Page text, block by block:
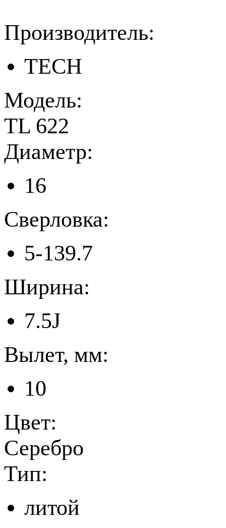
Производитель:
TECH
Модель:
TL 622
Диаметр:
16
Сверловка:
5-139.7
Ширина:
7.5J
Вылет, мм:
10
Цвет:
Серебро
Тип:
литой